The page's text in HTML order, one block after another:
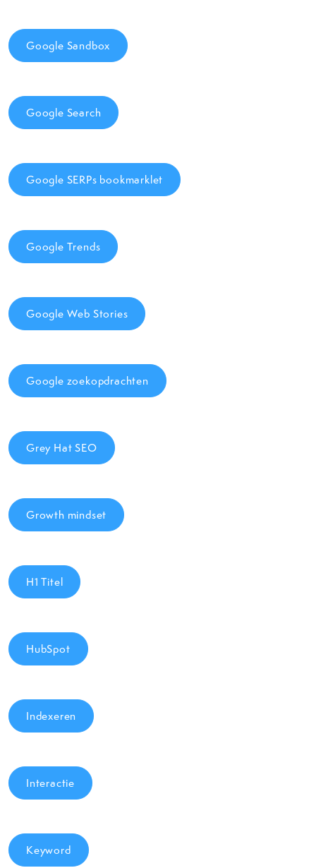
Google Sandbox
Google Search
Google SERPs bookmarklet
Google Trends
Google Web Stories
Google zoekopdrachten
Grey Hat SEO
Growth mindset
H1 Titel
HubSpot
Indexeren
Interactie
Keyword